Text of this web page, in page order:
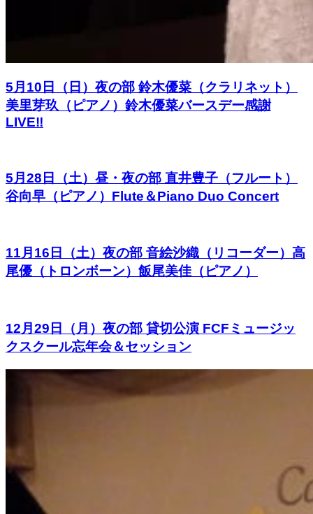
5月10日（日）夜の部 鈴木優菜（クラリネット）
美里芽玖（ピアノ）鈴木優菜バースデー感謝
LIVE‼︎
5月28日（土）昼・夜の部 直井豊子（フルート）
谷向早（ピアノ）Flute＆Piano Duo Concert
11月16日（土）夜の部 音絵沙織（リコーダー）高
尾優（トロンボーン）飯尾美佳（ピアノ）
12月29日（月）夜の部 貸切公演 FCFミュージッ
クスクール忘年会＆セッション